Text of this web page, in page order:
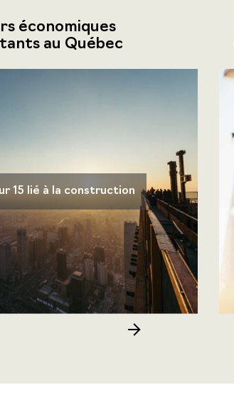
économiques
au Québec
15 lié à la construction